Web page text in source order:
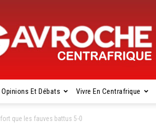
Opinions Et Débats Vivre En Centrafrique
fort que les fauves battus 5-0